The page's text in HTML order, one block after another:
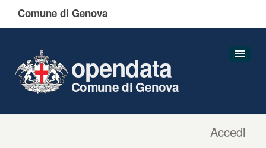
Comune di Genova
Accedi
opendata
Comune di Genova